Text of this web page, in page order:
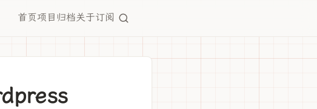
首页项目 归档关于订阅